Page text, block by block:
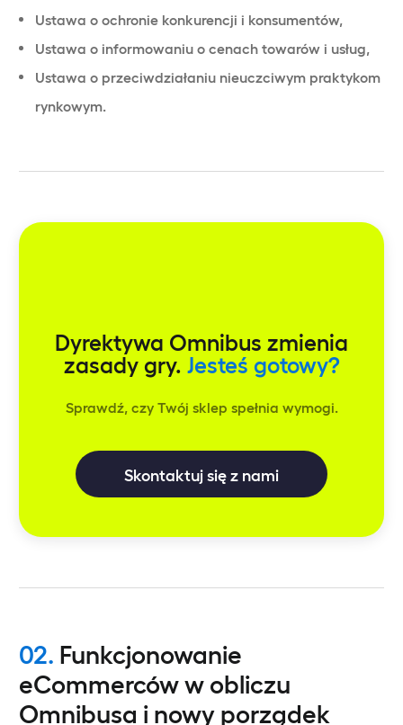
Ustawa o ochronie konkurencji i konsumentów,
Ustawa o informowaniu o cenach towarów i usług,
Ustawa o przeciwdziałaniu nieuczciwym praktykom
rynkowym.
Dyrektywa Omnibus zmienia
zasady gry. Jesteś gotowy?
Sprawdź, czy Twój sklep spełnia wymogi.
Skontaktuj się z nami
02. Funkcjonowanie
eCommerców w obliczu
Omnibusa i nowy porządek